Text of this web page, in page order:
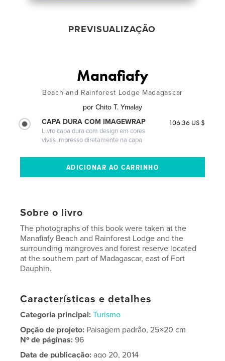
PREVISUALIZAÇÃO
Manafiafy
Beach and Rainforest Lodge Madagascar
por Chito T. Ymalay
CAPA DURA COM IMAGEWRAP
Livro capa dura com design em cores
vivas impresso diretamente na capa
106.36 US $
Sobre o livro
The photographs of this book were taken at the
Manafiafy Beach and Rainforest Lodge and the
surrounding mangroves and forest reserve located
at the southern part of Madagascar, east of Fort
Dauphin.
Características e detalhes
Categoria principal: Turismo
Opção de projeto: Paisagem padrão, 25×20 cm
Nº de páginas:96
Data de publicação: ago 20, 2014